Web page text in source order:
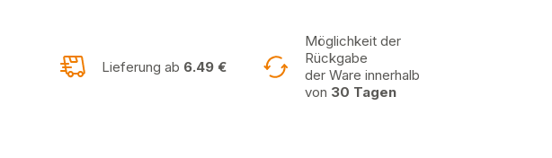
Lieferung ab 6.49 €
Möglichkeit der
Rückgabe
der Ware innerhalb
von 30 Tagen